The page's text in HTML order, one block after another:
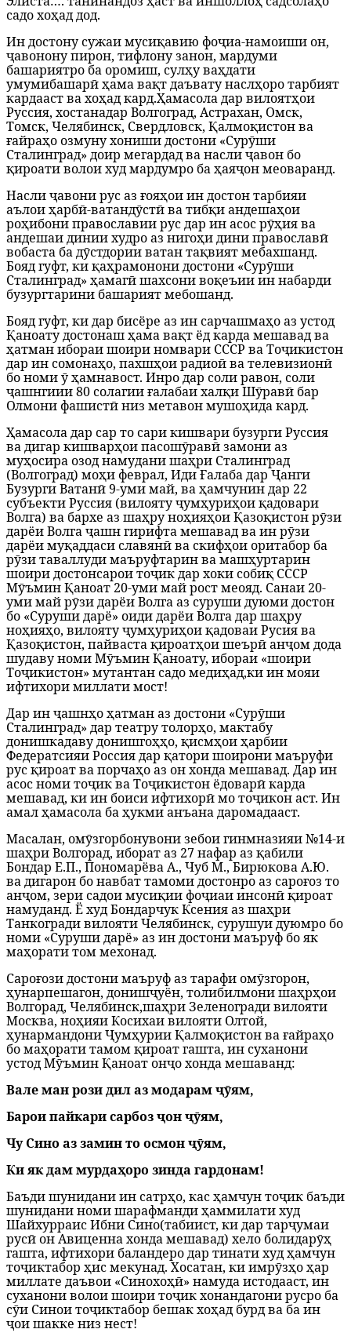
садо хоҳад дод.
Ин достону сужаи мусиқавию фоҷиа-намоиши он,
ҷавонону пирон, тифлону занон, мардуми
башариятро ба оромиш, сулҳу ваҳдати
умумибашарӣ ҳама вақт даъвату наслҳоро тарбият
кардааст ва хоҳад кард.Ҳамасола дар вилоятҳои
Руссия, хостанадар Волгоград, Астрахан, Омск,
Томск, Челябинск, Свердловск, Қалмоқистон ва
ғайраҳо озмуну хониши достони «Сурӯши
Сталинград» доир мегардад ва насли ҷавон бо
қироати волои худ мардумро ба ҳаяҷон меоваранд.
Насли ҷавони рус аз ғояҳои ин достон тарбияи
аълои ҳарбӣ-ватандӯстӣ ва тибқи андешаҳои
роҳибони православии рус дар ин асос рӯҳия ва
андешаи динии худро аз нигоҳи дини православӣ
вобаста ба дӯстдории ватан тақвият мебахшанд.
Бояд гуфт, ки қаҳрамонони достони «Сурӯши
Сталинград» ҳамагӣ шахсони воқеъии ин набарди
бузургтарини башарият мебошанд.
Бояд гуфт, ки дар бисёре аз ин сарчашмаҳо аз устод
Қаноату достонаш ҳама вақт ёд карда мешавад ва
ҳатман ибораи шоири номвари СССР ва Тоҷикистон
дар ин сомонаҳо, пахшҳои радиоӣ ва телевизионӣ
бо номи ӯ ҳамнавост. Инро дар соли равон, соли
ҷашнгиии 80 солагии ғалабаи халқи Шӯравӣ бар
Олмони фашистӣ низ метавон мушоҳида кард.
Ҳамасола дар сар то сари кишвари бузурги Руссия
ва дигар кишварҳои пасошӯравӣ замони аз
муҳосира озод намудани шаҳри Сталинград
(Волгоград) моҳи феврал, Иди Ғалаба дар Ҷанги
Бузурги Ватанӣ 9-уми май, ва ҳамчунин дар 22
субъекти Руссия (вилояту ҷумҳуриҳои қадовари
Волга) ва бархе аз шаҳру ноҳияҳои Қазоқистон рӯзи
дарёи Волга ҷашн гирифта мешавад ва ин рӯзи
дарёи муқаддаси славянӣ ва скифҳои оритабор ба
рӯзи таваллуди маъруфтарин ва машҳуртарин
шоири достонсарои тоҷик дар хоки собиқ СССР
Мӯъмин Қаноат 20-уми май рост меояд. Санаи 20-
уми май рӯзи дарёи Волга аз суруши дуюми достон
бо «Суруши дарё» оиди дарёи Волга дар шаҳру
ноҳияҳо, вилояту ҷумҳуриҳои қадоваи Русия ва
Қазоқистон, пайваста қироатҳои шеърӣ анҷом дода
шудаву номи Мӯъмин Қаноату, ибораи «шоири
Тоҷикистон» мутантан садо медиҳад,ки ин мояи
ифтихори миллати мост!
Дар ин ҷашнҳо ҳатман аз достони «Сурӯши
Сталинград» дар театру толорҳо, мактабу
донишкадаву донишгоҳҳо, қисмҳои ҳарбии
Федератсияи Россия дар қатори шоирони маъруфи
рус қироат ва порчаҳо аз он хонда мешавад. Дар ин
асос номи тоҷик ва Тоҷикистон ёдоварӣ карда
мешавад, ки ин боиси ифтихорӣ мо тоҷикон аст. Ин
амал ҳамасола ба ҳукми анъана даромадааст.
Масалан, омӯзгорбонувони зебои гинмназияи №14-и
шаҳри Волгорад, иборат аз 27 нафар аз қабили
Бондар Е.П., Пономарёва А., Чуб М., Бирюкова А.Ю.
ва дигарон бо навбат тамоми достонро аз сароғоз то
анҷом, зери садои мусиқии фоҷиаи инсонӣ қироат
намуданд. Ё худ Бондарчук Ксения аз шаҳри
Танкогради вилояти Челябинск, сурушуи дуюмро бо
номи «Суруши дарё» аз ин достони маъруф бо як
маҳорати том мехонад.
Сароғози достони маъруф аз тарафи омӯзгорон,
ҳунарпешагон, донишҷуён, толибилмони шаҳрҳои
Волгорад, Челябинск,шаҳри Зеленогради вилояти
Москва, ноҳияи Косихаи вилояти Олтой,
ҳунармандони Ҷумҳурии Қалмоқистон ва ғайраҳо
бо маҳорати тамом қироат гашта, ин суханони
устод Мӯъмин Қаноат онҷо хонда мешаванд:
Вале ман рози дил аз модарам ҷӯям,
Барои пайкари сарбоз ҷон ҷӯям,
Чу Сино аз замин то осмон ҷӯям,
Ки як дам мурдаҳоро зинда гардонам!
Баъди шунидани ин сатрҳо, кас ҳамчун тоҷик баъди
шунидани номи шарафманди ҳаммилати худ
Шайхурраис Ибни Сино(табиист, ки дар тарҷумаи
русӣ он Авиценна хонда мешавад) хело болидарӯҳ
гашта, ифтихори баландеро дар тинати худ ҳамчун
тоҷиктабор ҳис мекунад.Хосатан, ки имрӯзҳо ҳар
миллате даъвои «Синохоҳӣ» намуда истодааст, ин
суханони волои шоири тоҷик хонандагони русро ба
сӯи Синои тоҷиктабор бешак хоҳад бурд ва ба ин
ҷои шакке низ нест!